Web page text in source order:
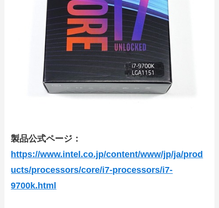
製品公式ページ：
https://www.intel.co.jp/content/www/jp/ja/prod
ucts/processors/core/i7-processors/i7-
9700k.html